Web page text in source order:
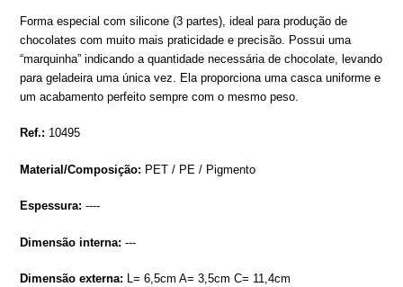
Forma especial com silicone (3 partes), ideal para produção de
chocolates com muito mais praticidade e precisão. Possui uma
“marquinha” indicando a quantidade necessária de chocolate, levando
para geladeira uma única vez. Ela proporciona uma casca uniforme e
um acabamento perfeito sempre com o mesmo peso.
Ref.: 10495
Material/Composição: PET / PE / Pigmento
Espessura: ----
Dimensão interna: ---
Dimensão externa: L= 6,5cm A= 3,5cm C= 11,4cm